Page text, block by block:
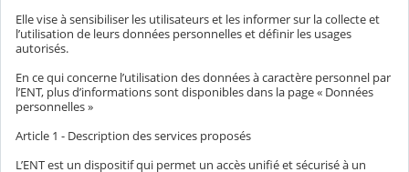
Elle vise à sensibiliser les utilisateurs et les informer sur la collecte et
l’utilisation de leurs données personnelles et définir les usages
autorisés.
En ce qui concerne l’utilisation des données à caractère personnel par
l’ENT, plus d’informations sont disponibles dans la page « Données
personnelles »
Article 1 - Description des services proposés
L’ENT est un dispositif qui permet un accès unifié et sécurisé à un